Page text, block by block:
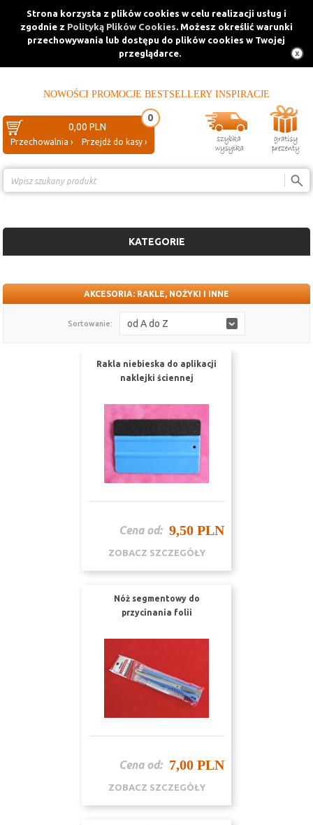
Strona korzysta z plików cookies w celu realizacji usług i
zgodnie z Polityką Plików Cookies. Możesz określić warunki
przechowywania lub dostępu do plików cookies w Twojej
przeglądarce.
NOWOŚCI PROMOCJE BESTSELLERY INSPIRACJE
0,00 PLN
0
Przechowalnia › Przejdź do kasy ›
KATEGORIE
AKCESORIA: RAKLE, NOŻYKI I INNE
Sortowanie: od A do Z
Rakla niebieska do aplikacji
naklejki ściennej
Cena od: 9,50 PLN
ZOBACZ SZCZEGÓŁY
Nóż segmentowy do
przycinania folii
Cena od: 7,00 PLN
ZOBACZ SZCZEGÓŁY